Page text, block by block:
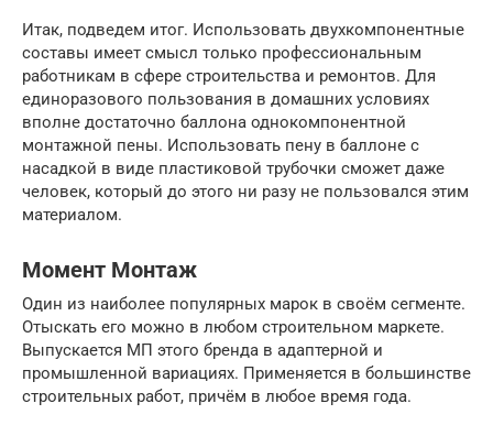
Итак, подведем итог. Использовать двухкомпонентные
составы имеет смысл только профессиональным
работникам в сфере строительства и ремонтов. Для
единоразового пользования в домашних условиях
вполне достаточно баллона однокомпонентной
монтажной пены. Использовать пену в баллоне с
насадкой в виде пластиковой трубочки сможет даже
человек, который до этого ни разу не пользовался этим
материалом.
Момент Монтаж
Один из наиболее популярных марок в своём сегменте.
Отыскать его можно в любом строительном маркете.
Выпускается МП этого бренда в адаптерной и
промышленной вариациях. Применяется в большинстве
строительных работ, причём в любое время года.